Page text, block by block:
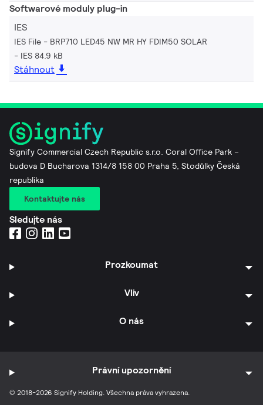
Softwarové moduly plug-in
IES
IES File - BRP710 LED45 NW MR HY FDIM50 SOLAR
IES 84.9 kB
Stáhnout
Signify Commercial Czech Republic s.r.o. Coral Office Park –
budova D Bucharova 1314/8 158 00 Praha 5, Stodůlky Česká
republika
Kontaktujte nás
Sledujte nás
Prozkoumat
Vliv
O nás
© 2018-2026 Signify Holding. Všechna práva vyhrazena.
Právní upozornění